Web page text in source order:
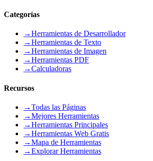
Categorías
→Herramientas de Desarrollador
→Herramientas de Texto
→Herramientas de Imagen
→Herramientas PDF
→Calculadoras
Recursos
→Todas las Páginas
→Mejores Herramientas
→Herramientas Principales
→Herramientas Web Gratis
→Mapa de Herramientas
→Explorar Herramientas